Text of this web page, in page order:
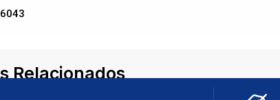
Relacionados